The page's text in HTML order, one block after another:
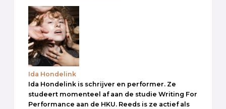
Ida Hondelink
Ida Hondelink is schrijver en performer. Ze
studeert momenteel af aan de studie Writing For
Performance aan de HKU. Reeds is ze actief als